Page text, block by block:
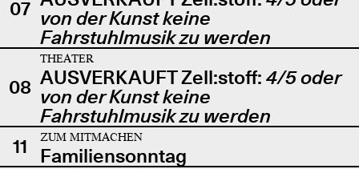
07 von der Kunst keine
Fahrstuhlmusik zu werden
08
THEATER
AUSVERKAUFT Zell:stoff: 4/5 oder
von der Kunst keine
Fahrstuhlmusik zu werden
11
ZUM MITMACHEN
Familiensonntag